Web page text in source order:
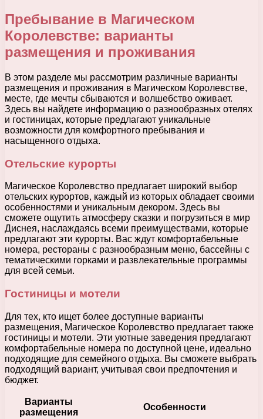
Пребывание в Магическом
Королевстве: варианты
размещения и проживания
В этом разделе мы рассмотрим различные варианты
размещения и проживания в Магическом Королевстве,
месте, где мечты сбываются и волшебство оживает.
Здесь вы найдете информацию о разнообразных отелях
и гостиницах, которые предлагают уникальные
возможности для комфортного пребывания и
насыщенного отдыха.
Отельские курорты
Магическое Королевство предлагает широкий выбор
отельских курортов, каждый из которых обладает своими
особенностями и уникальным декором. Здесь вы
сможете ощутить атмосферу сказки и погрузиться в мир
Диснея, наслаждаясь всеми преимуществами, которые
предлагают эти курорты. Вас ждут комфортабельные
номера, рестораны с разнообразным меню, бассейны с
тематическими горками и развлекательные программы
для всей семьи.
Гостиницы и мотели
Для тех, кто ищет более доступные варианты
размещения, Магическое Королевство предлагает также
гостиницы и мотели. Эти уютные заведения предлагают
комфортабельные номера по доступной цене, идеально
подходящие для семейного отдыха. Вы сможете выбрать
подходящий вариант, учитывая свои предпочтения и
бюджет.
Варианты
размещения
Особенности